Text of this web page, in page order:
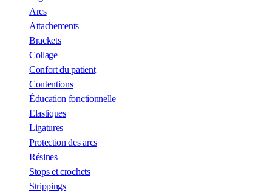
Arcs
Attachements
Brackets
Collage
Confort du patient
Contentions
Éducation fonctionnelle
Elastiques
Ligatures
Protection des arcs
Résines
Stops et crochets
Strippings